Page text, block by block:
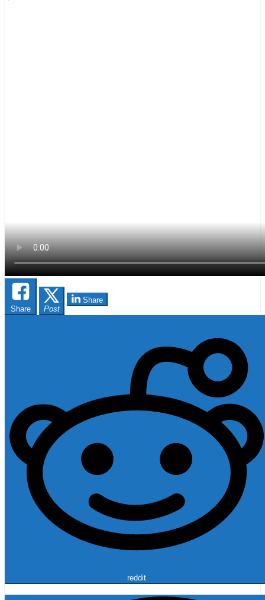
Share Post
Share
reddit